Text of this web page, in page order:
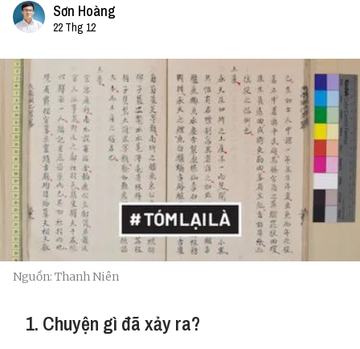
Sơn Hoàng
22 Thg 12
Nguồn: Thanh Niên
1. Chuyện gì đã xảy ra?